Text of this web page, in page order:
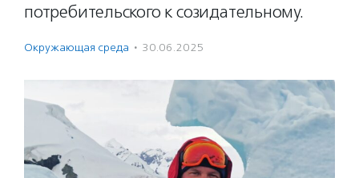
потребительского к созидательному.
Окружающая среда · 30.06.2025